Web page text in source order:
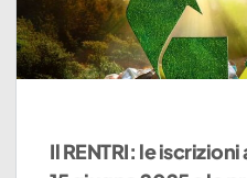
Il RENTRI: le